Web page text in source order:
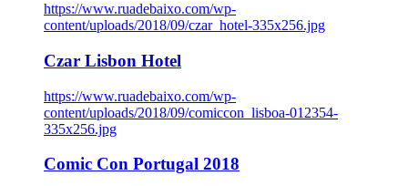
https://www.ruadebaixo.com/wp-
content/uploads/2018/09/czar_hotel-335x256.jpg
Czar Lisbon Hotel
https://www.ruadebaixo.com/wp-
content/uploads/2018/09/comiccon_lisboa-012354-
335x256.jpg
Comic Con Portugal 2018